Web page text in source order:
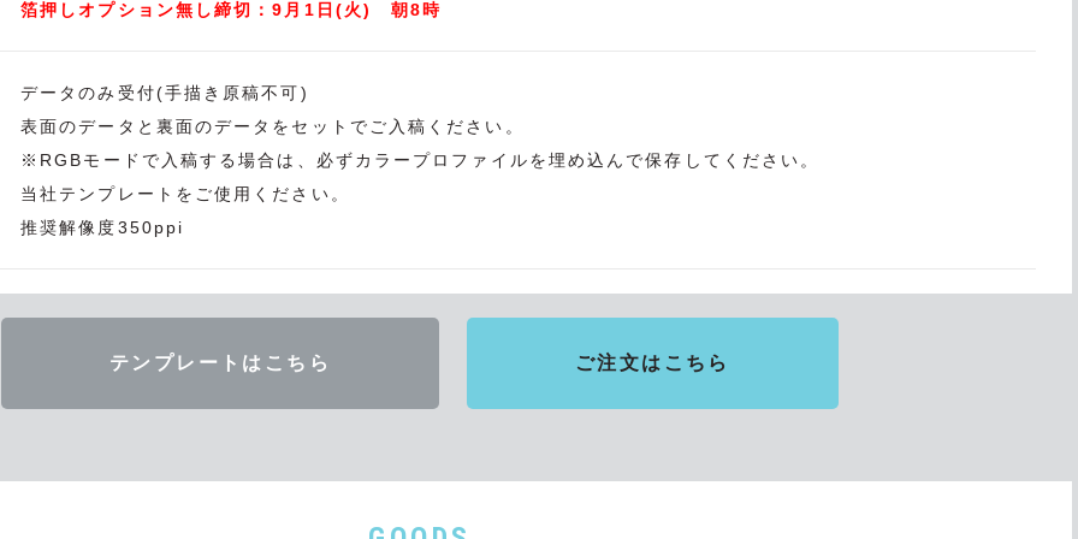
箔押しオプション無し締切：9月1日(火) 朝8時
データのみ受付(手描き原稿不可)
表面のデータと裏面のデータをセットでご入稿ください。
※RGBモードで入稿する場合は、必ずカラープロファイルを埋め込んで保存してください。
当社テンプレートをご使用ください。
推奨解像度350ppi
テンプレートはこちら ご注文はこちら